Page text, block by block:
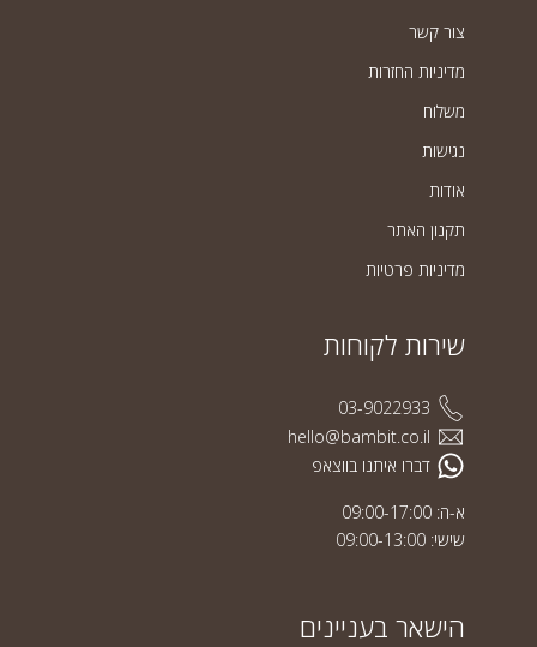
צור קשר
מדיניות החזרות
משלוח
נגישות
אודות
תקנון האתר
מדיניות פרטיות
שירות לקוחות
03-9022933
hello@bambit.co.il
דברו איתנו בווצאפ
א-ה: 09:00-17:00
שישי: 09:00-13:00
הישאר בעניינים